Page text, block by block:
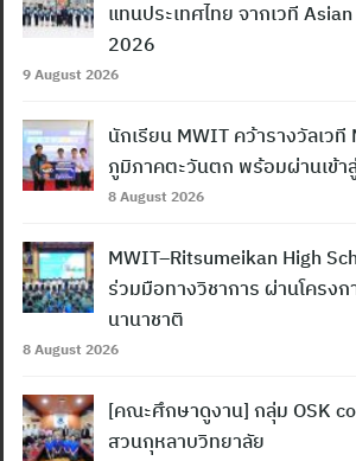
แทนประเทศไทย จากเวที
2026
9 August 2026
นักเรียน MWIT คว้ารางวัลเวที
ภูมิภาคตะวันตก พร้อมผ่านเข้า
8 August 2026
MWIT–Ritsumeikan High
ร่วมมือทางวิชาการ ผ่านโครงก
นานาชาติ
8 August 2026
[คณะศึกษาดูงาน] กลุ่ม OSK
สวนกุหลาบวิทยาลัย